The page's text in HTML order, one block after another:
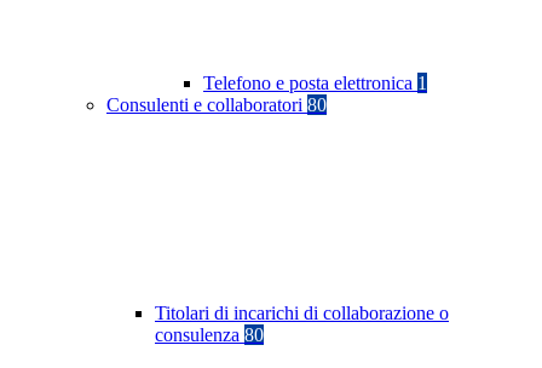
Telefono e posta elettronica 1
Consulenti e collaboratori 80
Titolari di incarichi di collaborazione o
consulenza 80